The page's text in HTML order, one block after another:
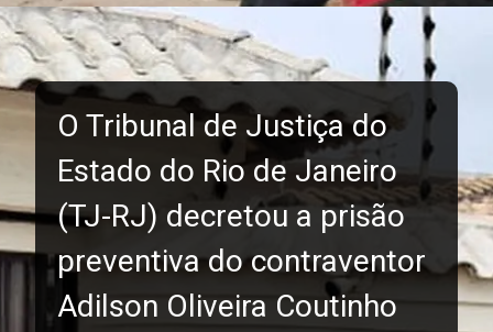
O Tribunal de Justiça do
Estado do Rio de Janeiro
(TJ-RJ) decretou a prisão
preventiva do contraventor
Adilson Oliveira Coutinho